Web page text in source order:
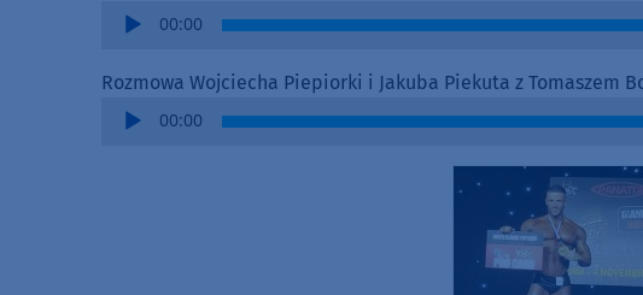
Audio
00:00
Rozmowa Wojciecha Piepiorki i Jakuba Piekuta z Tomaszem
Audio
00:00